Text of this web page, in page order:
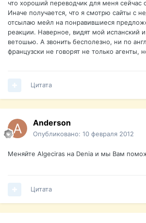
что хороший переводчик для меня сейчас
Иначе получается, что я смотрю сайты с
отсылаю мейл на понравившиеся
реакции. Наверное, видят мой испанский
ветошью. А звонить бесполезно, ни по
французски не говорят не только агенты,
Цитата
Anderson
Опубликовано: 10 февраля 2012
Меняйте Algeciras на Denia и мы Вам
Цитата